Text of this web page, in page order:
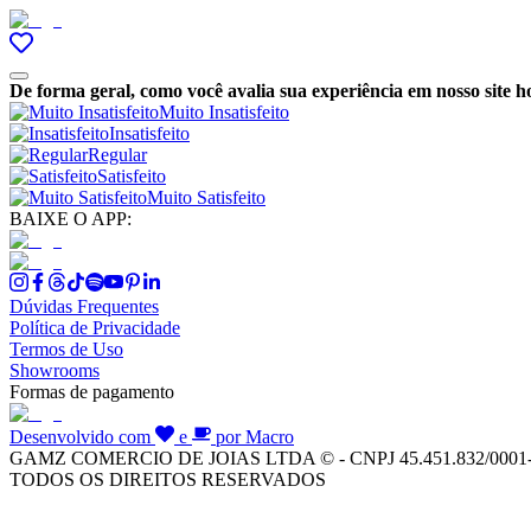
De forma geral, como você avalia sua experiência em nosso site
Muito Insatisfeito
Insatisfeito
Regular
Satisfeito
Muito Satisfeito
BAIXE O APP:
Dúvidas Frequentes
Política de Privacidade
Termos de Uso
Showrooms
Formas de pagamento
Desenvolvido com e
por Macro
GAMZ COMERCIO DE JOIAS LTDA © - CNPJ 45.451.832/
TODOS OS DIREITOS RESERVADOS